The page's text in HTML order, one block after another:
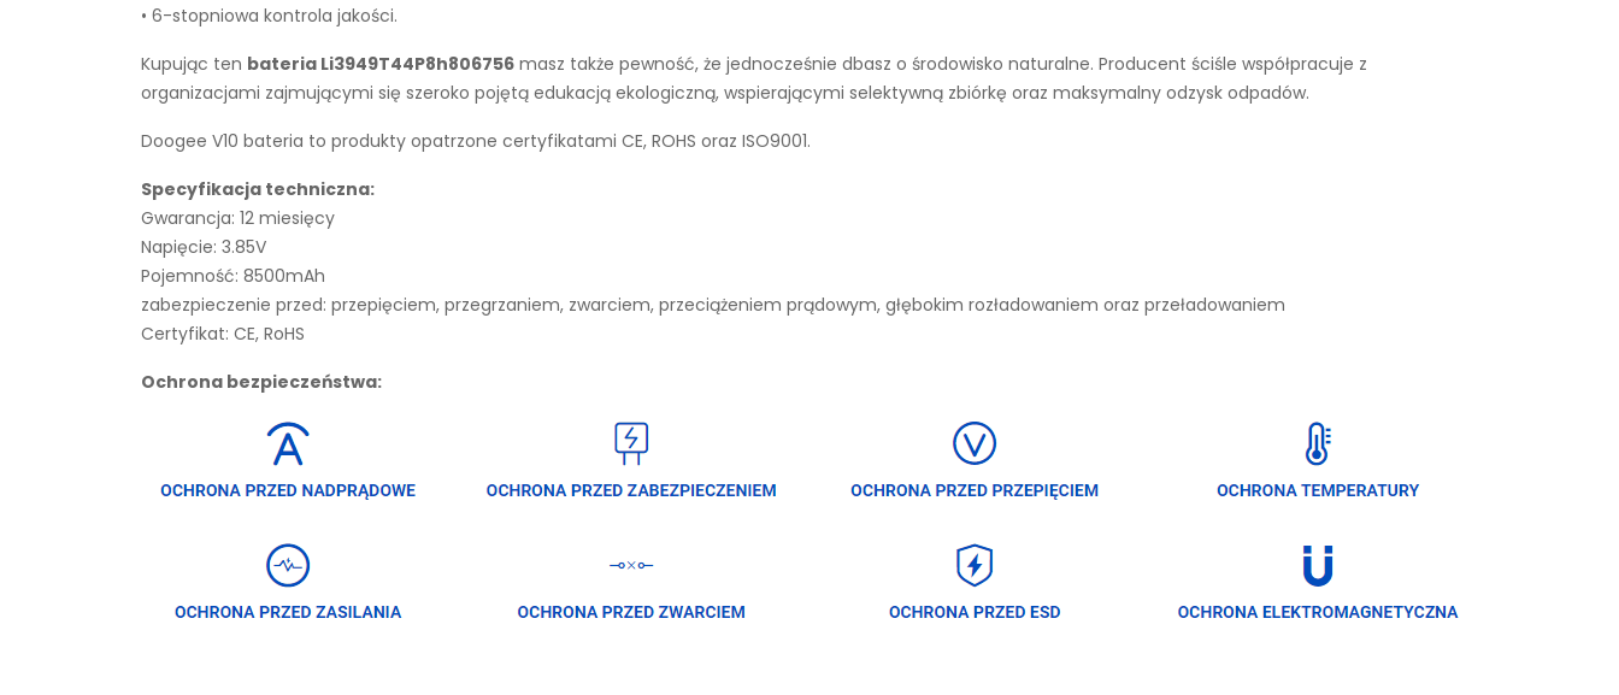
• 6-stopniowa kontrola jakości.
Kupując ten bateria Li3949T44P8h806756 masz także pewność, że jednocześnie dbasz o środowisko naturalne. Producent ściśle współpracuje z
organizacjami zajmującymi się szeroko pojętą edukacją ekologiczną, wspierającymi selektywną zbiórkę oraz maksymalny odzysk odpadów.
Doogee V10 bateria to produkty opatrzone certyfikatami CE, ROHS oraz ISO9001.
Specyfikacja techniczna:
Gwarancja: 12 miesięcy
Napięcie: 3.85V
Pojemność: 8500mAh
zabezpieczenie przed: przepięciem, przegrzaniem, zwarciem, przeciążeniem prądowym, głębokim rozładowaniem oraz przeładowaniem
Certyfikat: CE, RoHS
Ochrona bezpieczeństwa: